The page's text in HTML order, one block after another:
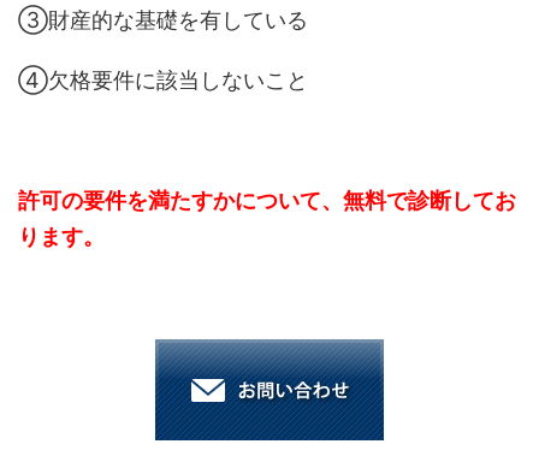
③財産的な基礎を有している
④欠格要件に該当しないこと
許可の要件を満たすかについて、無料で診断してお
ります。